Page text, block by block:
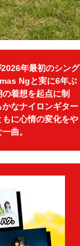
年最初のシング
Ngと実に6年ぶ
着想を起点に制
なナイロンギター
に心情の変化をや
曲。